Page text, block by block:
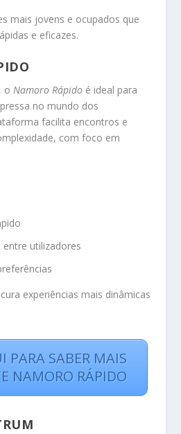
mais jovens e ocupados que
e eficazes.
o Namoro Rápido é ideal para
no mundo dos
facilita encontros e
com foco em
utilizadores
experiências mais dinâmicas
PARA SABER MAIS
NAMORO RÁPIDO